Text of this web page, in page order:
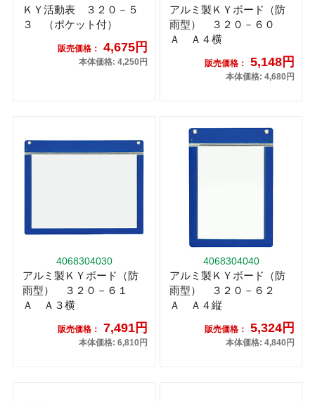
ＫＹ活動表 ３２０－５
３ （ポケット付）
販売価格： 4,675円
本体価格: 4,250円
アルミ製ＫＹボード（防
雨型） ３２０－６０
Ａ Ａ４横
販売価格： 5,148円
本体価格: 4,680円
4068304030
アルミ製ＫＹボード（防
雨型） ３２０－６１
Ａ Ａ３横
販売価格： 7,491円
本体価格: 6,810円
4068304040
アルミ製ＫＹボード（防
雨型） ３２０－６２
Ａ Ａ４縦
販売価格： 5,324円
本体価格: 4,840円